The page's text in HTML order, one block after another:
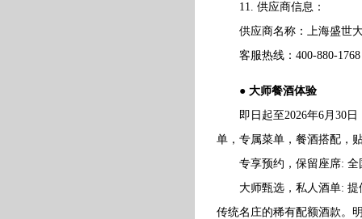
11. 供应商信息：
供应商名称：上海盛世大
客服热线：400-880-1768
● 大师餐酒体验
即日起至2026年6月30日
单，专属菜单，餐酒搭配，
专享预约，保留座席: 全
大师甄选，私人酒单: 提
传统名庄的稀有配额酒款。